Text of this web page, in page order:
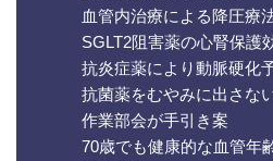
血管内治療による降圧療
SGLT2阻害薬の心腎保護
抗炎症薬により動脈硬化
抗菌薬をむやみに出さな
作業部会が手引き案
70歳でも健康的な血管年